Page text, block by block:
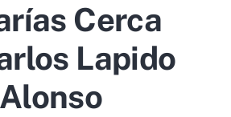
Cerca
Lapido
Alonso